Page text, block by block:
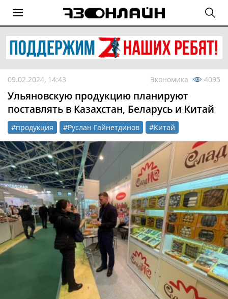
09.02.2024, 14:43 Экономика 4095
Ульяновскую продукцию планируют
поставлять в Казахстан, Беларусь и Китай
#продукция #Руслан Гайнетдинов #Китай